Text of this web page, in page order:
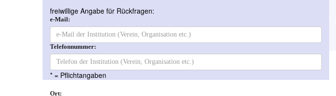
freiwillige Angabe für Rückfragen:
e-Mail:
Telefonnummer:
* = Pflichtangaben
Ort: